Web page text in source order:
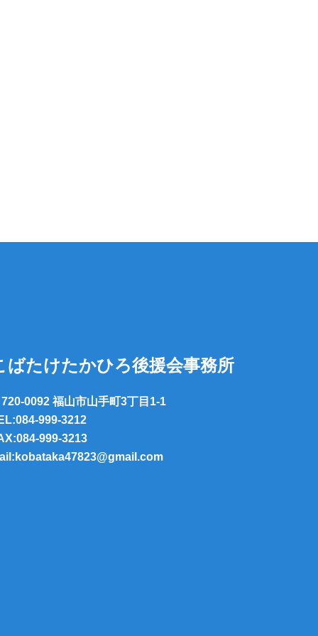
ばたけたかひろ後援会事務所
720-0092 福山市山手町3丁目1-1
999-3212
999-3213